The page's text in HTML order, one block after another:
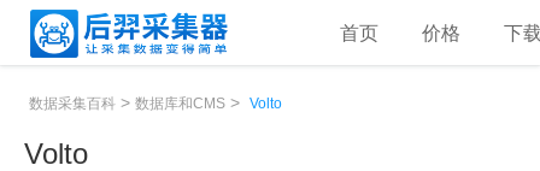
首页 价格 下
数据采集百科 > 数据库和CMS > Volto
Volto